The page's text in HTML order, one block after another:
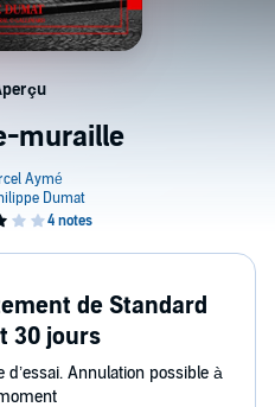
muraille
de Standard
30 jours
Annulation possible à